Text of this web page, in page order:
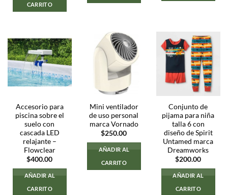
CARRITO
Accesorio para
piscina sobre el
suelo con
cascada LED
relajante –
Flowclear
$400.00
AÑADIR AL
CARRITO
Mini ventilador
de uso personal
marca Vornado
$250.00
AÑADIR AL
CARRITO
Conjunto de
pijama para niña
talla 6 con
diseño de Spirit
Untamed marca
Dreamworks
$200.00
AÑADIR AL
CARRITO